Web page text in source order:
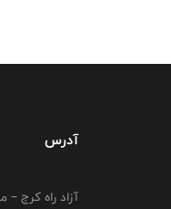
آدرس
آزاد راه کرج